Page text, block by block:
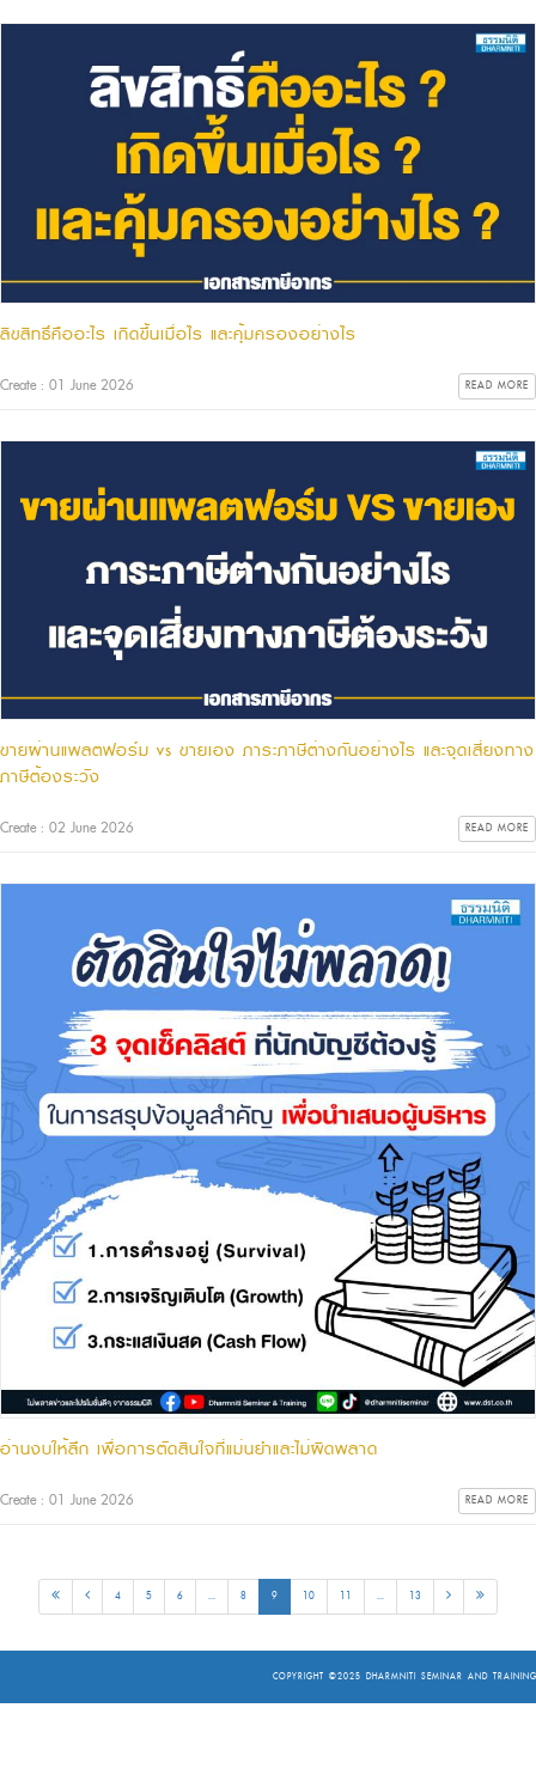
ลิขสิทธิ์คืออะไร เกิดขึ้นเมื่อไร และคุ้มครองอย่างไร
Create : 01 June 2026 READ MORE
ขายผ่านแพลตฟอร์ม vs ขายเอง ภาระภาษีต่างกันอย่างไร และจุดเสี่ยงทาง
ภาษีต้องระวัง
Create : 02 June 2026 READ MORE
อ่านงบให้ลึก เพื่อการตัดสินใจที่แม่นยำและไม่ผิดพลาด
Create : 01 June 2026 READ MORE
4 5 6 ... 8 9 10 11 ... 13
COPYRIGHT ©2025 DHARMNITI SEMINAR AND